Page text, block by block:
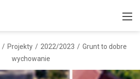
/ Projekty / 2022/2023 / Grunt to dobre
wychowanie